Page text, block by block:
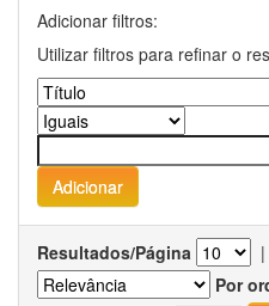
Adicionar filtros:
Utilizar filtros para refinar o
Resultados/Página |
Por